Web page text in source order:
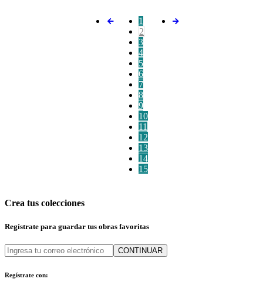
1
2
3
4
5
6
7
8
9
10
11
12
13
14
15
Crea tus colecciones
Regístrate para guardar tus obras favoritas
CONTINUAR
Regístrate con: